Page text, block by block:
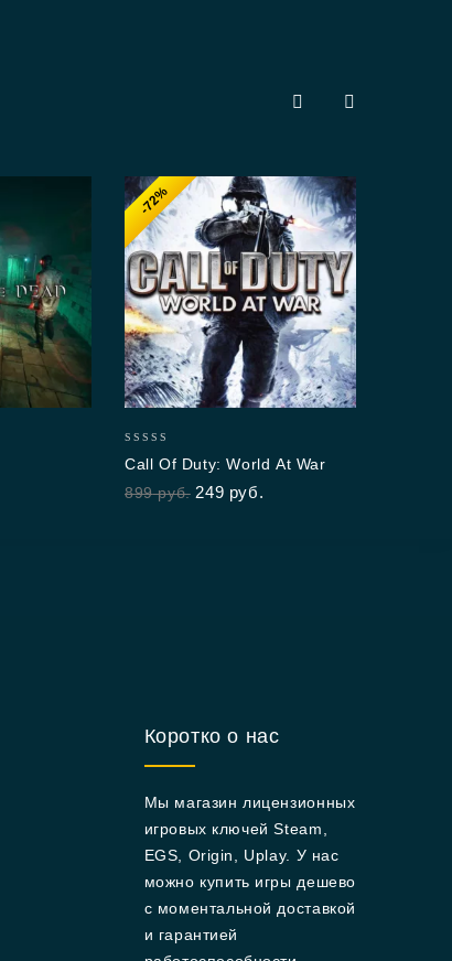
-72%
out
of
Call Of Duty: World At War
899руб. 249 руб.
Коротко о нас
Мы магазин лицензионных
игровых ключей Steam,
EGS, Origin, Uplay. У нас
можно купить игры дешево
с моментальной доставкой
и гарантией